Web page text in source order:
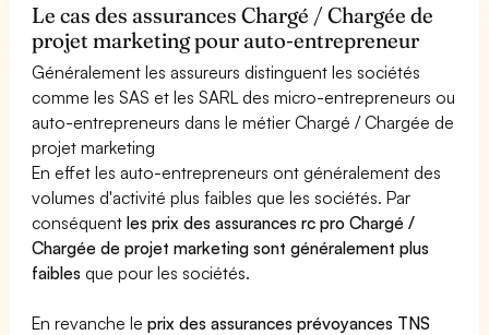
Le cas des assurances Chargé / Chargée de
projet marketing pour auto-entrepreneur
Généralement les assureurs distinguent les sociétés
comme les SAS et les SARL des micro-entrepreneurs ou
auto-entrepreneurs dans le métier Chargé / Chargée de
projet marketing
En effet les auto-entrepreneurs ont généralement des
volumes d'activité plus faibles que les sociétés. Par
conséquentles prix des assurances rc pro Chargé /
Chargée de projet marketing sont généralement plus
faibles que pour les sociétés.
En revanche leprix des assurances prévoyances TNS